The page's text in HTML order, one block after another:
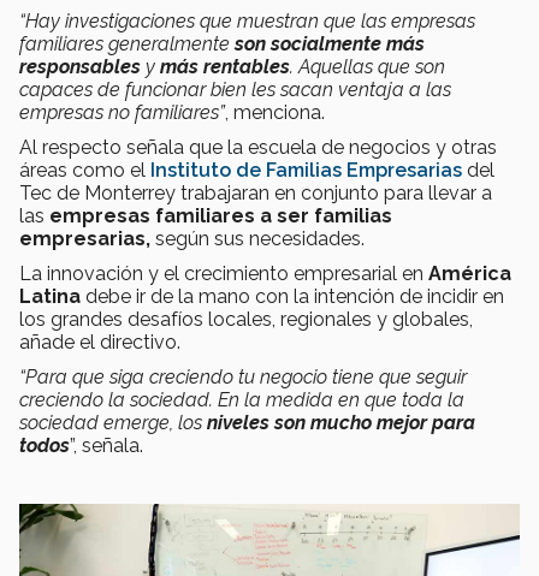
“Hay investigaciones que muestran que las empresas
familiares generalmenteson socialmente más
responsables y más rentables.Aquellas que son
capaces de funcionar bien les sacan ventaja a las
empresas no familiares”, menciona.
Al respecto señala que la escuela de negocios y otras
áreas como el Instituto de Familias Empresarias del
Tec de Monterrey trabajaran en conjunto para llevar a
las empresas familiares a ser familias
empresarias, según sus necesidades.
La innovación y el crecimiento empresarial en América
Latina debe ir de la mano con la intención de incidir en
los grandes desafíos locales, regionales y globales,
añade el directivo.
“Para que siga creciendo tu negocio tiene que seguir
creciendo la sociedad. En la medida en que toda la
sociedad emerge, los niveles son mucho mejor para
todos”, señala.